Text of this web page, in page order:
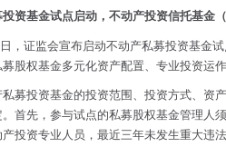
投资基金试点启动，不动产投资信托基金
，证监会宣布启动不动产私募投资基金
股权基金多元化资产配置、专业投资运
募投资基金的投资范围、投资方式、资
首先，参与试点的私募股权基金管理人
投资专业人员，最近三年未发生重大违